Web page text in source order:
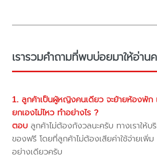
เรารวมคำถามที่พบบ่อยมาให้อ่าน
1. ลูกค้าเป็นผู้หญิงคนเดียว จะย้ายห้องพั
ยกเองไม่ไหว ทำอย่างไร ?
ตอบ ลูกค้าไม่ต้องกังวลนะครับ ทางเราให้
ของฟรี โดยที่ลูกค้าไม่ต้องเสียค่าใช้จ่ายเพิ่
อย่างเดียวครับ